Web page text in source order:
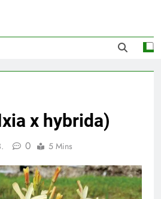
Kertészeti
Magazin |
És
x hybrida)
0 5 Mins